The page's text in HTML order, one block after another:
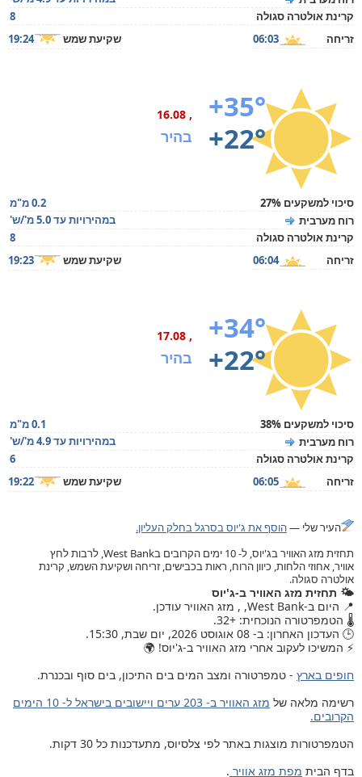
קרינת אולטרה סגולה
8
זריחה
06:03 שקיעת שמש 19:24
+35°
+22°
, 16.08
בהיר
סיכוי למשקעים 27%
0.2 מ"מ
רוח מערבית
במהירויות עד 5.0 מ'/ש'
קרינת אולטרה סגולה
8
זריחה
06:04 שקיעת שמש 19:23
+34°
+22°
, 17.08
בהיר
סיכוי למשקעים 38%
0.1 מ"מ
רוח מערבית
במהירויות עד 4.9 מ'/ש'
קרינת אולטרה סגולה
6
זריחה
06:05 שקיעת שמש 19:22
העיר שלי —הוסף את ג'יוס בסרגל בחלק העליון.
תחזית מזג האוויר בג'יוס, ל- 10 ימים הקרובים בWest Bank, לרבות לחץ
אוויר, אחוזי הלחות, כיוון הרוח, ראות בכבישים, זריחה ושקיעת השמש, קרינת
אולטרה סגולה.
🌤️ תחזית מזג האוויר ב-ג'יוס
📍 היום ב-West Bank, , מזג האוויר עודכן.
🌡️ הטמפרטורה הנוכחית: +32.
🕒 העדכון האחרון: ב- 08 אוגוסט 2026, יום שבת, 15:30.
⚡ המשיכו לעקוב אחרי מזג האוויר ב-ג'יוס! 🌍
חופים בארץ - טמפרטורה ומצב המים בים התיכון, בים סוף ובכנרת.
רשימה מלאה של
מזג האוויר ב- 203 ערים ויישובים בישראל ל- 10 הימים
הקרובים.
הטמפרטורות מוצגות באתר לפי צלסיוס, מתעדכנות כל 30 דקות.
בדף הבית מפת מזג אוויר .